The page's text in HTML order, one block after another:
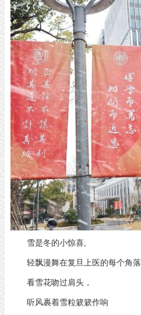
雪是冬的小惊喜,
轻飘漫舞在复旦上医的每个角落
看雪花吻过肩头，
听风裹着雪粒簌簌作响